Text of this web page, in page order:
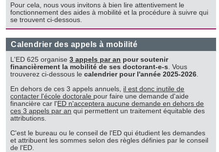
Pour cela, nous vous invitons à bien lire attentivement le
fonctionnement des aides à mobilité et la procédure à suivre qui
se trouvent ci-dessous.
Calendrier des appels à mobilité
L'ED 625 organise3 appels par an pour soutenir
financièrement la mobilité de ses doctorant-e-s. Vous
trouverez ci-dessous lecalendrier pour l'année 2025-2026.
En dehors de ces 3 appels annuels, il est donc inutile de
contacter l'école doctorale pour faire une demande d'aide
financière car l' ED n'acceptera aucune demande en dehors de
ces 3 appels par an qui permettent un traitement équitable des
attributions.
C'est le bureau ou le conseil de l'ED qui étudient les demandes
et attribuent les sommes selon des règles définies par le conseil
de l'ED.